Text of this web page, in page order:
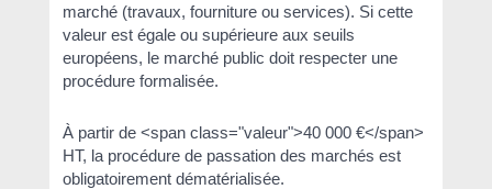
marché (travaux, fourniture ou services). Si cette
valeur est égale ou supérieure aux seuils
européens, le marché public doit respecter une
procédure formalisée.
À partir de <span class="valeur">40 000 €</span>
HT, la procédure de passation des marchés est
obligatoirement dématérialisée.